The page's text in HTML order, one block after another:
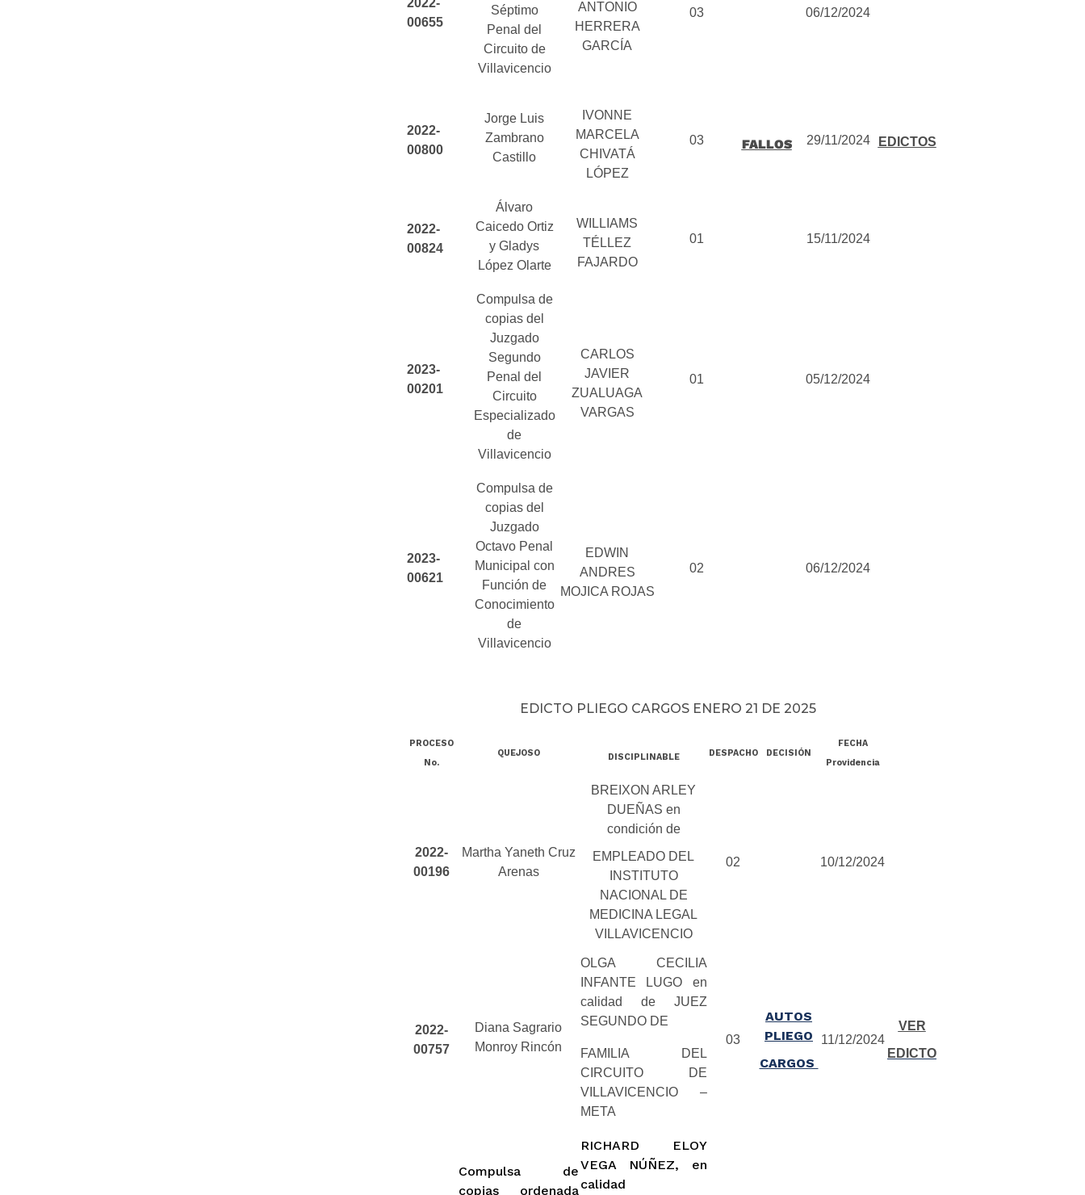
2022-
00655
Séptimo
Penal del
Circuito de
Villavicencio
ANTONIO
HERRERA
GARCÍA
03 06/12/2024
2022-
00800
Jorge Luis
Zambrano
Castillo
IVONNE
MARCELA
CHIVATÁ
LÓPEZ
03 FALLOS 29/11/2024 EDICTOS
2022-
00824
Álvaro
Caicedo Ortiz
y Gladys
López Olarte
WILLIAMS
TÉLLEZ
FAJARDO
01 15/11/2024
2023-
00201
Compulsa de
copias del
Juzgado
Segundo
Penal del
Circuito
Especializado
de
Villavicencio
CARLOS
JAVIER
ZUALUAGA
VARGAS
01 05/12/2024
2023-
00621
Compulsa de
copias del
Juzgado
Octavo Penal
Municipal con
Función de
Conocimiento
de
Villavicencio
EDWIN
ANDRES
MOJICA ROJAS
02 06/12/2024
EDICTO PLIEGO CARGOS ENERO 21 DE 2025
PROCESO
No.
QUEJOSO DISCIPLINABLE DESPACHO DECISIÓN
FECHA
Providencia
2022-
00196
Martha Yaneth Cruz
Arenas
BREIXON ARLEY
DUEÑAS en
condición de
EMPLEADO DEL
INSTITUTO
NACIONAL DE
MEDICINA LEGAL
VILLAVICENCIO
02 10/12/2024
2022-
00757
Diana Sagrario
Monroy Rincón
OLGA CECILIA
INFANTE LUGO en
calidad de JUEZ
SEGUNDO DE
FAMILIA DEL
CIRCUITO DE
VILLAVICENCIO –
META
03
AUTOS
PLIEGO
CARGOS
11/12/2024
VER
EDICTO
Compulsa de
copias ordenada
RICHARD ELOY
VEGA NÚÑEZ, en
calidad